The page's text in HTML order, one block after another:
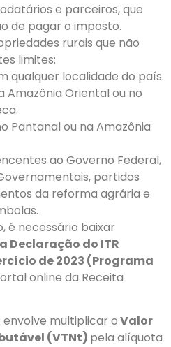
e parceiros, que
de pagar o imposto.
rurais que não
limites:
qualquer localidade do país.
Amazônia Oriental ou no
Pantanal ou na Amazônia
ao Governo Federal,
partidos
da reforma agrária e
é necessário baixar
Declaração do ITR
de 2023 (Programa
online da Receita
envolve multiplicar oValor
(VTNt) pela alíquota